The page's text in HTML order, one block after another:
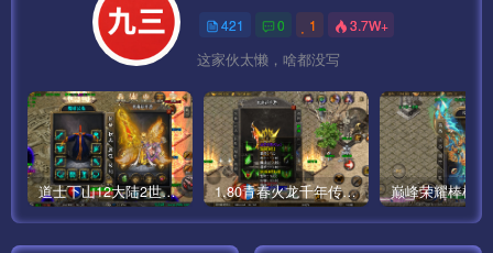
421 0 1 3.7W+
这家伙太懒，啥都没写
道士下山12大陆2世界僵尸传奇手游版本[白猪3] 1.80青春火龙千年传奇手游完整版[白猪5]